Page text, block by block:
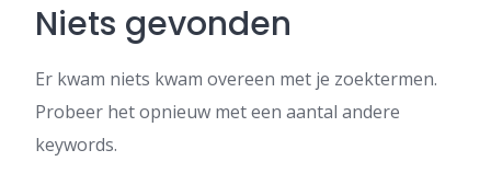
Niets gevonden
Er kwam niets kwam overeen met je zoektermen.
Probeer het opnieuw met een aantal andere
keywords.